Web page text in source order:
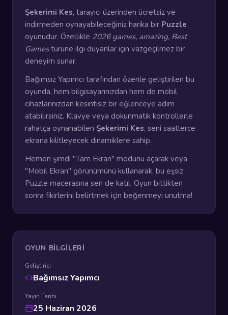
Şekerimi Kes, tarayıcı üzerinden ücretsiz ve
indirmeden oynayabileceğiniz harika bir Puzzle
oyunudur. Özellikle 2026 games, amazing, Best
Gamestürüne ilgi duyanlar için vazgeçilmez bir
deneyim sunar.
Bağımsız Yapımcı tarafından özenle geliştirilen bu
oyunda, hem bilgisayarınızdan hem de mobil
cihazlarınızdan kesintisiz bir eğlenceye adım
atabilirsiniz. Klavye veya dokunmatik kontrollerle
rahatça oynanabilen Şekerimi Kes, seni saatlerce
ekrana kilitleyecek dinamiklere sahip.
Hemen şimdi "Tam Ekran" modunu açarak veya
"Mobil Ekran" görünümünü kullanarak, bu eşsiz
Puzzle macerasına sen de katıl. Oyun bittikten
sonra fikirlerini belirtmek için beğenmeyi unutma!
OYUN BILGILERI
Geliştirici
Bağımsız Yapımcı
Yayın Tarihi
25 Haziran 2026